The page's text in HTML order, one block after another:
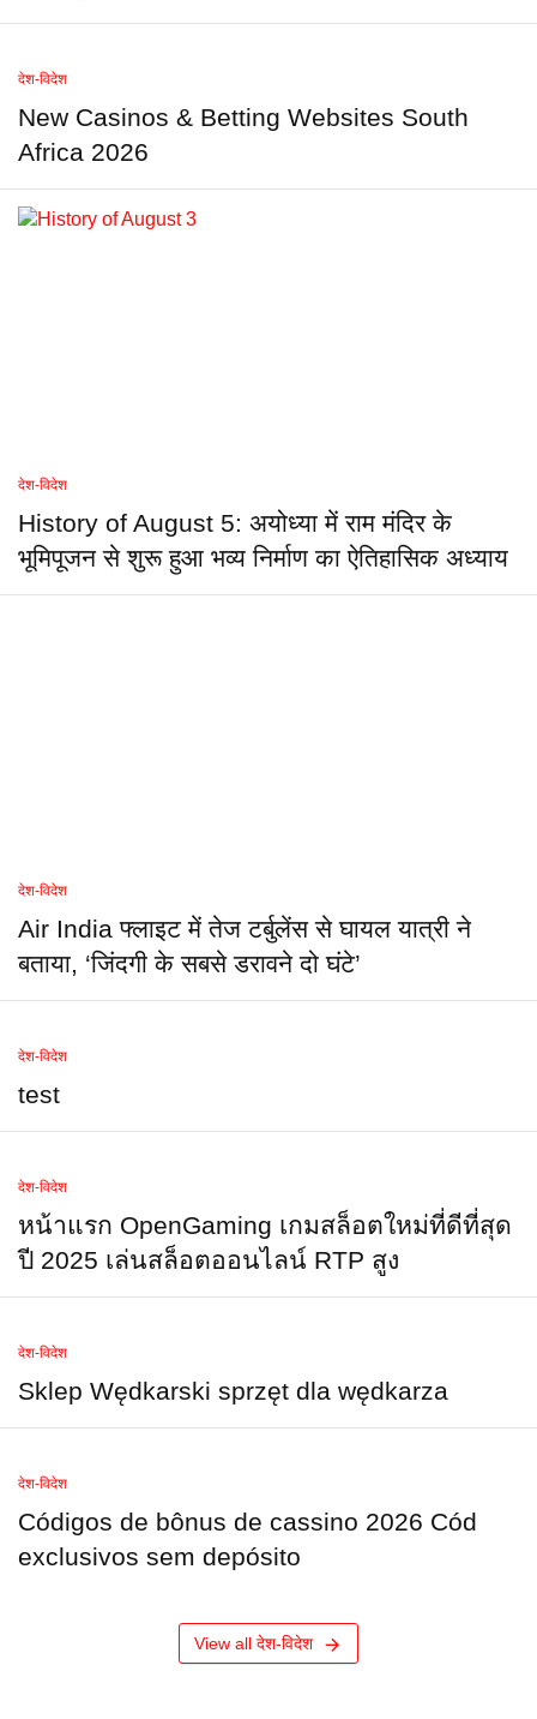
देश-विदेश
New Casinos & Betting Websites South
Africa 2026
देश-विदेश
History of August 5: अयोध्या में राम मंदिर के
भूमिपूजन से शुरू हुआ भव्य निर्माण का ऐतिहासिक अध्याय
देश-विदेश
Air India फ्लाइट में तेज टर्बुलेंस से घायल यात्री ने
बताया, ‘जिंदगी के सबसे डरावने दो घंटे’
देश-विदेश
test
देश-विदेश
หน้าแรก OpenGaming เกมสล็อตใหม่ที่ดีที่สุด
ปี 2025 เล่นสล็อตออนไลน์ RTP สูง
देश-विदेश
Sklep Wędkarski sprzęt dla wędkarza
देश-विदेश
Códigos de bônus de cassino 2026 Cód
exclusivos sem depósito
View all देश-विदेश